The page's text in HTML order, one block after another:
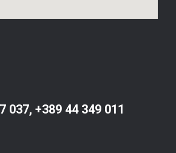
037, +389 44 349 011